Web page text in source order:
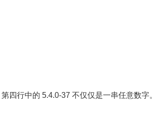
四行中的 5.4.0-37 不仅仅是一串任意数字。